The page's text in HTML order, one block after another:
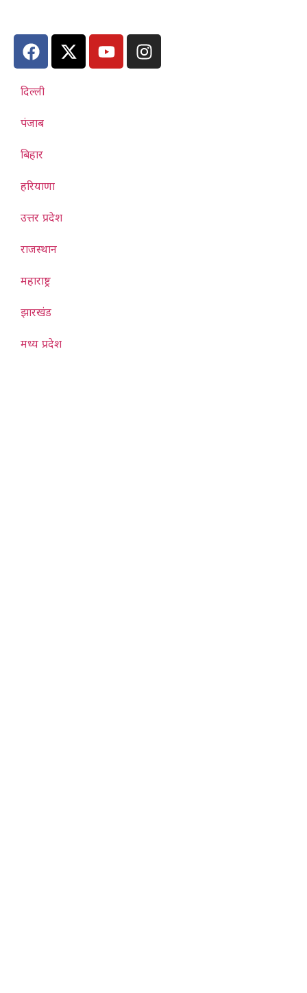
दिल्ली
पंजाब
बिहार
हरियाणा
उत्तर प्रदेश
राजस्थान
महाराष्ट्र
झारखंड
मध्य प्रदेश